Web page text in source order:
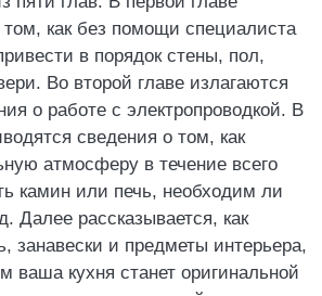
том, как без помощи специалиста
в порядок стены, пол,
Во второй главе излагаются
о работе с электропроводкой. В
сведения о том, как
атмосферу в течение всего
камин или печь, необходим ли
Далее рассказывается, как
занавески и предметы интерьера,
ваша кухня станет оригинальной